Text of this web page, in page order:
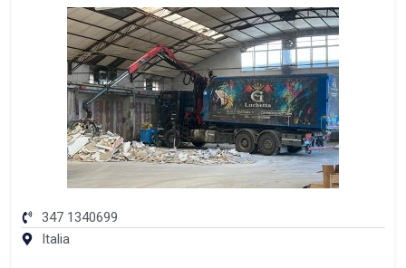
347 1340699
Italia